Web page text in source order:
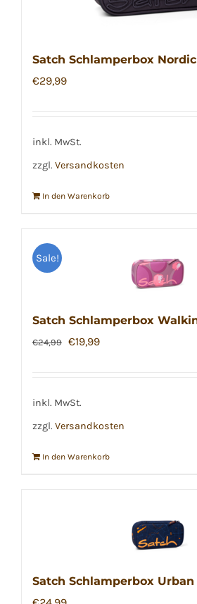
Satch Schlamperbox
€29,99
inkl. MwSt.
zzgl. Versandkosten
In den Warenkorb
Sale!
Satch Schlamperbox
€24,99 Ursprünglicher
€24,99
€19,99Aktueller
inkl. MwSt.
zzgl. Versandkosten
In den Warenkorb
Satch Schlamperbox